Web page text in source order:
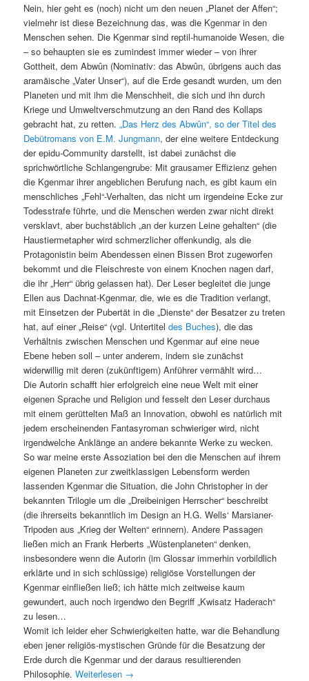
Nein, hier geht es (noch) nicht um den neuen „Planet der Affen“;
vielmehr ist diese Bezeichnung das, was die Kgenmar in den
Menschen sehen. Die Kgenmar sind reptil-humanoide Wesen, die
– so behaupten sie es zumindest immer wieder – von ihrer
Gottheit, dem Abwûn (Nominativ: das Abwûn, übrigens auch das
aramäische „Vater Unser“), auf die Erde gesandt wurden, um den
Planeten und mit ihm die Menschheit, die sich und ihn durch
Kriege und Umweltverschmutzung an den Rand des Kollaps
gebracht hat, zu retten.„Das Herz des Abwûn“, so der Titel des
Debütromans von E.M. Jungmann, der eine weitere Entdeckung
der epidu-Community darstellt, ist dabei zunächst die
sprichwörtliche Schlangengrube: Mit grausamer Effizienz gehen
die Kgenmar ihrer angeblichen Berufung nach, es gibt kaum ein
menschliches „Fehl“-Verhalten, das nicht um irgendeine Ecke zur
Todesstrafe führte, und die Menschen werden zwar nicht direkt
versklavt, aber buchstäblich „an der kurzen Leine gehalten“ (die
Haustiermetapher wird schmerzlicher offenkundig, als die
Protagonistin beim Abendessen einen Bissen Brot zugeworfen
bekommt und die Fleischreste von einem Knochen nagen darf,
die ihr „Herr“ übrig gelassen hat). Der Leser begleitet die junge
Ellen aus Dachnat-Kgenmar, die, wie es die Tradition verlangt,
mit Einsetzen der Pubertät in die „Dienste“ der Besatzer zu treten
hat, auf einer „Reise“ (vgl. Untertiteldes Buches), die das
Verhältnis zwischen Menschen und Kgenmar auf eine neue
Ebene heben soll – unter anderem, indem sie zunächst
widerwillig mit deren (zukünftigem) Anführer vermählt wird…
Die Autorin schafft hier erfolgreich eine neue Welt mit einer
eigenen Sprache und Religion und fesselt den Leser durchaus
mit einem gerüttelten Maß an Innovation, obwohl es natürlich mit
jedem erscheinenden Fantasyroman schwieriger wird, nicht
irgendwelche Anklänge an andere bekannte Werke zu wecken.
So war meine erste Assoziation bei den die Menschen auf ihrem
eigenen Planeten zur zweitklassigen Lebensform werden
lassenden Kgenmar die Situation, die John Christopher in der
bekannten Trilogie um die „Dreibeinigen Herrscher“ beschreibt
(die ihrerseits bekanntlich im Design an H.G. Wells‘ Marsianer-
Tripoden aus „Krieg der Welten“ erinnern). Andere Passagen
ließen mich an Frank Herberts „Wüstenplaneten“ denken,
insbesondere wenn die Autorin (im Glossar immerhin vorbildlich
erklärte und in sich schlüssige) religiöse Vorstellungen der
Kgenmar einfließen ließ; ich hätte mich zeitweise kaum
gewundert, auch noch irgendwo den Begriff „Kwisatz Haderach“
zu lesen…
Womit ich leider eher Schwierigkeiten hatte, war die Behandlung
eben jener religiös-mystischen Gründe für die Besatzung der
Erde durch die Kgenmar und der daraus resultierenden
Philosophie.Weiterlesen →